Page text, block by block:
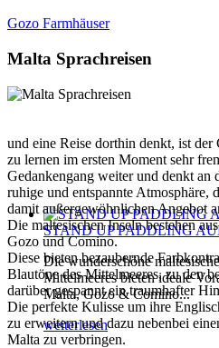
STAND UP PADDLING
Die wunderschöne
Mittelmeeres bieten ideale
Malta, Gozo & Comino...
weiterlesen
Gozo Farmhäuser
Malta Sprachreisen
und eine Reise dorthin denkt, ist der
zu lernen im ersten Moment sehr
Gedankengang weiter und denkt an
ruhige und entspannte Atmosphäre,
damit außergewöhnlichen Angebot
Die maltesischen Inseln bestehen
Gozo und Comino.
Diese bieten bezaubernde
Blautöne des Mittelmeeres, zu den
darüber gespannt ein traumhafter
Die perfekte Kulisse um ihre
zu erweitern und dazu nebenbei
Malta zu verbringen.